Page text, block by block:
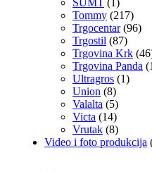
Tommy (217)
Trgocentar(96)
Trgostil (87)
Trgovina Krk
Trgovina Panda
Ultragros (1)
Union (8)
Valalta (5)
Victa (14)
Vrutak (8)
Video i foto produkcija